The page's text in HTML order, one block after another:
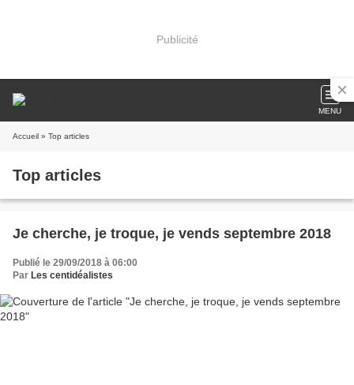
Publicité
MENU
Accueil » Top articles
Top articles
Je cherche, je troque, je vends septembre 2018
Publié le 29/09/2018 à 06:00
Par Les centidéalistes